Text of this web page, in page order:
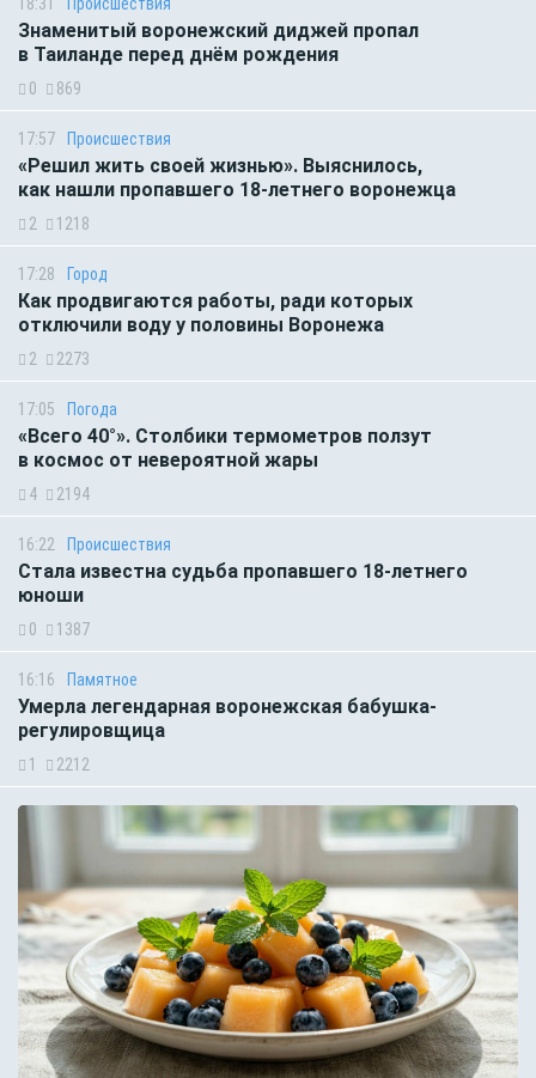
Знаменитый воронежский диджей пропал
в Таиланде перед днём рождения
0 869
17:57 Происшествия
«Решил жить своей жизнью». Выяснилось,
как нашли пропавшего 18-летнего воронежца
2 1218
17:28 Город
Как продвигаются работы, ради которых
отключили воду у половины Воронежа
2 2273
17:05 Погода
«Всего 40°». Столбики термометров ползут
в космос от невероятной жары
4 2194
16:22 Происшествия
Стала известна судьба пропавшего 18-летнего
юноши
0 1387
16:16 Памятное
Умерла легендарная воронежская бабушка-
регулировщица
1 2212